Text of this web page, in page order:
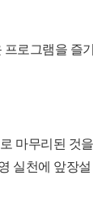
로그램을 즐
마무리된 것
실천에 앞장설